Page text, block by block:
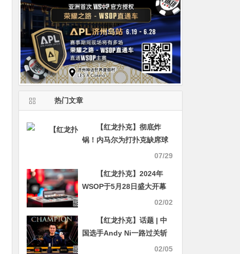
热门文章
【红龙扑克】彻底炸
锅！内马尔为打扑克缺席球
队客场，全网怒骂后强硬回
07/29
【红龙扑克】2024年
WSOP于5月28日盛大开幕
02/02
【红龙扑克】话题 | 中
国选手Andy Ni一路过关斩
02/05